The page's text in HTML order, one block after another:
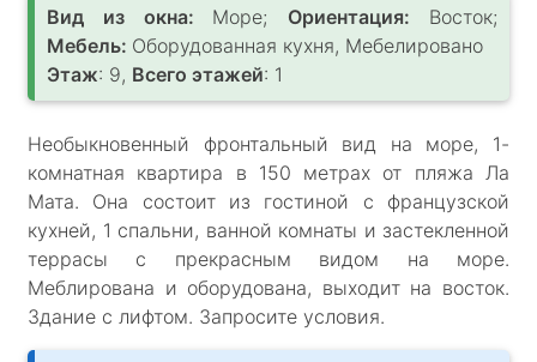
Вид из окна: Море; Ориентация: Восток;
Мебель: Оборудованная кухня, Мебелировано
Этаж: 9, Всего этажей: 1
Необыкновенный фронтальный вид на море, 1-
комнатная квартира в 150 метрах от пляжа Ла
Мата. Она состоит из гостиной с французской
кухней, 1 спальни, ванной комнаты и застекленной
террасы с прекрасным видом на море.
Меблирована и оборудована, выходит на восток.
Здание с лифтом. Запросите условия.